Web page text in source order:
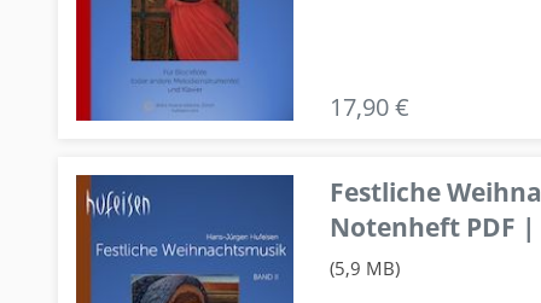
17,90 €
Festliche
Notenheft PDF
(5,9 MB)